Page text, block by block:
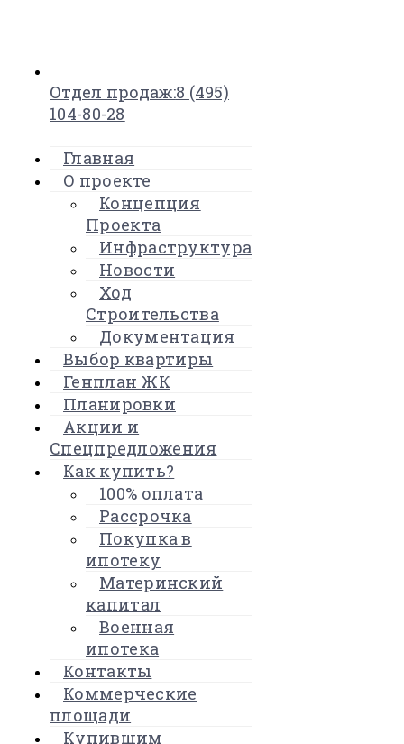
Отдел продаж:8 (495)
104-80-28
Главная
О проекте
Концепция
Проекта
Инфраструктура
Новости
Ход
Строительства
Документация
Выбор квартиры
Генплан ЖК
Планировки
Акции и
Спецпредложения
Как купить?
100% оплата
Рассрочка
Покупка в
ипотеку
Материнский
капитал
Военная
ипотека
Контакты
Коммерческие
площади
Купившим